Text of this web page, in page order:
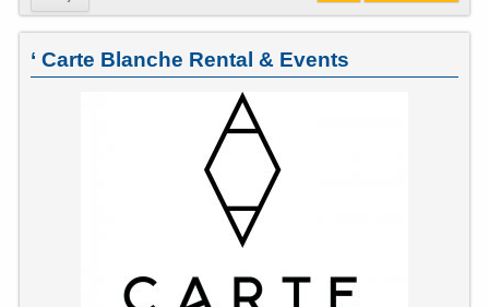
‘ Carte Blanche Rental & Events